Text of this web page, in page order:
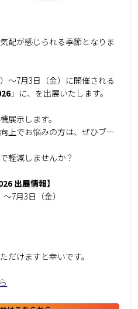
配が感じられる季節となりま
～7月3日（金）に開催される
」に、を出展いたします。
展示します。
上でお悩みの方は、ぜひブー
軽減しませんか？
出展情報】
7月3日（金）
だけますと幸いです。